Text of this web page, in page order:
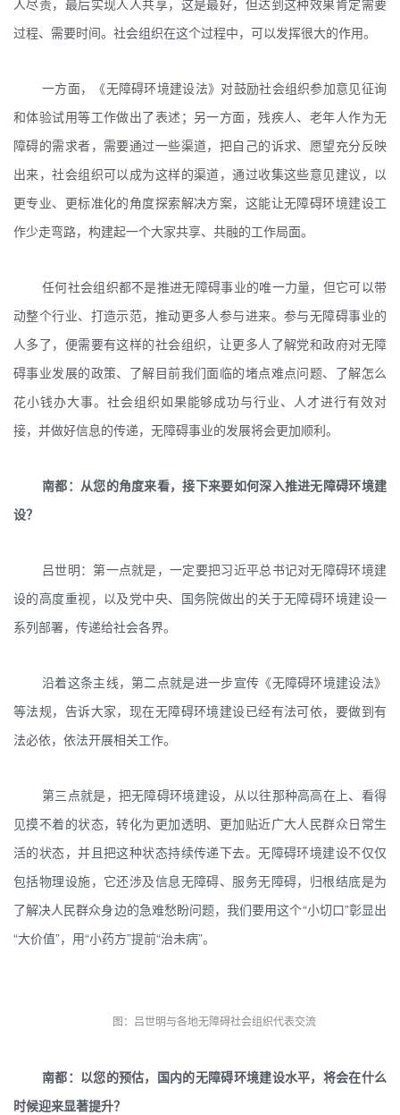
人尽责，最后实现人人共享，这是最好，但达到这种效果肯定需要
过程、需要时间。社会组织在这个过程中，可以发挥很大的作用。
一方面，《无障碍环境建设法》对鼓励社会组织参加意见征询
和体验试用等工作做出了表述；另一方面，残疾人、老年人作为无
障碍的需求者，需要通过一些渠道，把自己的诉求、愿望充分反映
出来，社会组织可以成为这样的渠道，通过收集这些意见建议，以
更专业、更标准化的角度探索解决方案，这能让无障碍环境建设工
作少走弯路，构建起一个大家共享、共融的工作局面。
任何社会组织都不是推进无障碍事业的唯一力量，但它可以带
动整个行业、打造示范，推动更多人参与进来。参与无障碍事业的
人多了，便需要有这样的社会组织，让更多人了解党和政府对无障
碍事业发展的政策、了解目前我们面临的堵点难点问题、了解怎么
花小钱办大事。社会组织如果能够成功与行业、人才进行有效对
接，并做好信息的传递，无障碍事业的发展将会更加顺利。
南都：从您的角度来看，接下来要如何深入推进无障碍环境建
设？
吕世明：第一点就是，一定要把习近平总书记对无障碍环境建
设的高度重视，以及党中央、国务院做出的关于无障碍环境建设一
系列部署，传递给社会各界。
沿着这条主线，第二点就是进一步宣传《无障碍环境建设法》
等法规，告诉大家，现在无障碍环境建设已经有法可依，要做到有
法必依，依法开展相关工作。
第三点就是，把无障碍环境建设，从以往那种高高在上、看得
见摸不着的状态，转化为更加透明、更加贴近广大人民群众日常生
活的状态，并且把这种状态持续传递下去。无障碍环境建设不仅仅
包括物理设施，它还涉及信息无障碍、服务无障碍，归根结底是为
了解决人民群众身边的急难愁盼问题，我们要用这个“小切口”彰显出
“大价值”，用“小药方”提前“治未病”。
图：吕世明与各地无障碍社会组织代表交流
南都：以您的预估，国内的无障碍环境建设水平，将会在什么
时候迎来显著提升？